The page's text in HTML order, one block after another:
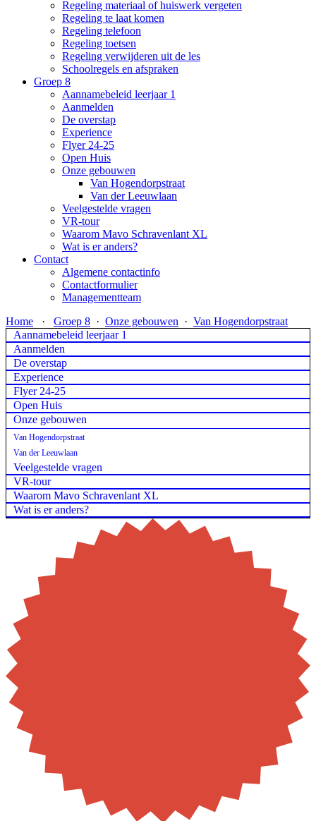
Regeling materiaal of huiswerk vergeten
Regeling te laat komen
Regeling telefoon
Regeling toetsen
Regeling verwijderen uit de les
Schoolregels en afspraken
Groep 8
Aannamebeleid leerjaar 1
Aanmelden
De overstap
Experience
Flyer 24-25
Open Huis
Onze gebouwen
Van Hogendorpstraat
Van der Leeuwlaan
Veelgestelde vragen
VR-tour
Waarom Mavo Schravenlant XL
Wat is er anders?
Contact
Algemene contactinfo
Contactformulier
Managementteam
Home · Groep 8 · Onze gebouwen · Van Hogendorpstraat
Aannamebeleid leerjaar 1
Aanmelden
De overstap
Experience
Flyer 24-25
Open Huis
Onze gebouwen
Van Hogendorpstraat
Van der Leeuwlaan
Veelgestelde vragen
VR-tour
Waarom Mavo Schravenlant XL
Wat is er anders?